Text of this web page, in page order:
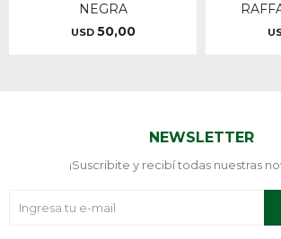
NEGRA
USD 50,00
NEWSLETTER
¡Suscribite y recibí todas nuestras